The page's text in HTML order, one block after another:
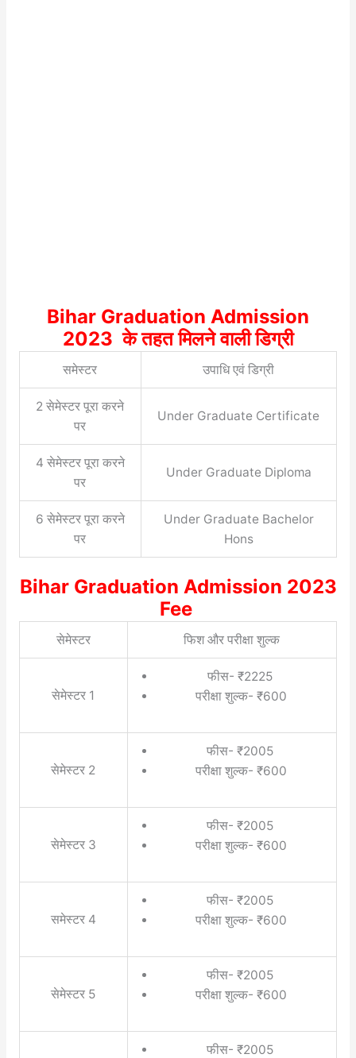
Bihar Graduation Admission
2023 के तहत मिलने वाली डिग्री
समेस्टर उपाधि एवं डिग्री
2 सेमेस्टर पूरा करने
पर
Under Graduate Certificate
4 सेमेस्टर पूरा करने
पर
Under Graduate Diploma
6 सेमेस्टर पूरा करने
पर
Under Graduate Bachelor
Hons
Bihar Graduation Admission 2023
Fee
सेमेस्टर फिश और परीक्षा शुल्क
सेमेस्टर 1
फीस- ₹2225
परीक्षा शुल्क- ₹600
सेमेस्टर 2
फीस- ₹2005
परीक्षा शुल्क- ₹600
सेमेस्टर 3
फीस- ₹2005
परीक्षा शुल्क- ₹600
समेस्टर 4
फीस- ₹2005
परीक्षा शुल्क- ₹600
सेमेस्टर 5
फीस- ₹2005
परीक्षा शुल्क- ₹600
फीस- ₹2005